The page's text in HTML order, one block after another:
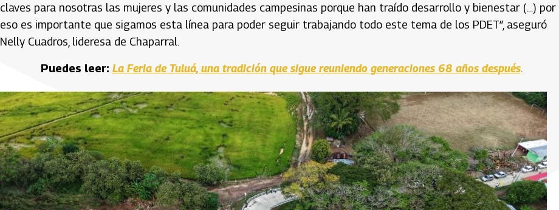
claves para nosotras las mujeres y las comunidades campesinas porque han traído desarrollo y bienestar (…) por
eso es importante que sigamos esta línea para poder seguir trabajando todo este tema de los PDET”, aseguró
Nelly Cuadros, lideresa de Chaparral.
Puedes leer: La Feria de Tuluá, una tradición que sigue reuniendo generaciones 68 años después.